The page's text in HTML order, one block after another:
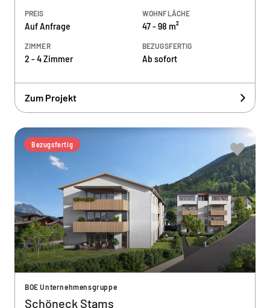
PREIS
Auf Anfrage
WOHNFLÄCHE
47 - 98 m²
ZIMMER
2 - 4 Zimmer
BEZUGSFERTIG
Ab sofort
Zum Projekt
Bezugsfertig
BOE Unternehmensgruppe
Schöneck Stams